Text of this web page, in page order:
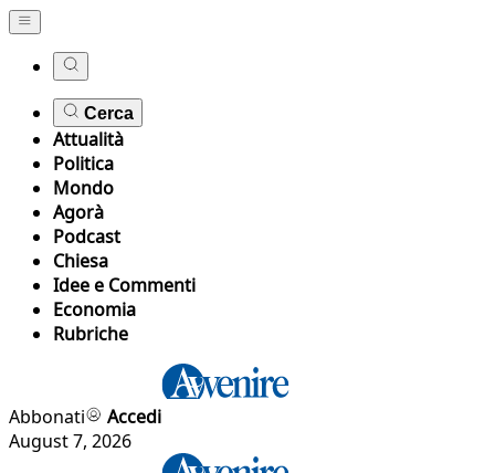
Cerca
Attualità
Politica
Mondo
Agorà
Podcast
Chiesa
Idee e Commenti
Economia
Rubriche
Abbonati
Accedi
August 7, 2026